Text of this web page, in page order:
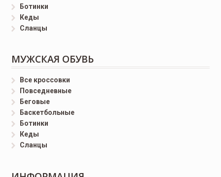
Ботинки
Кеды
Сланцы
МУЖСКАЯ ОБУВЬ
Все кроссовки
Повседневные
Беговые
Баскетбольные
Ботинки
Кеды
Сланцы